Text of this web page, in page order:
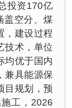
投资170亿
盖空分、煤
，建设过程
技术，单位
均优于国内
兼具能源保
目规划，预
工，2026